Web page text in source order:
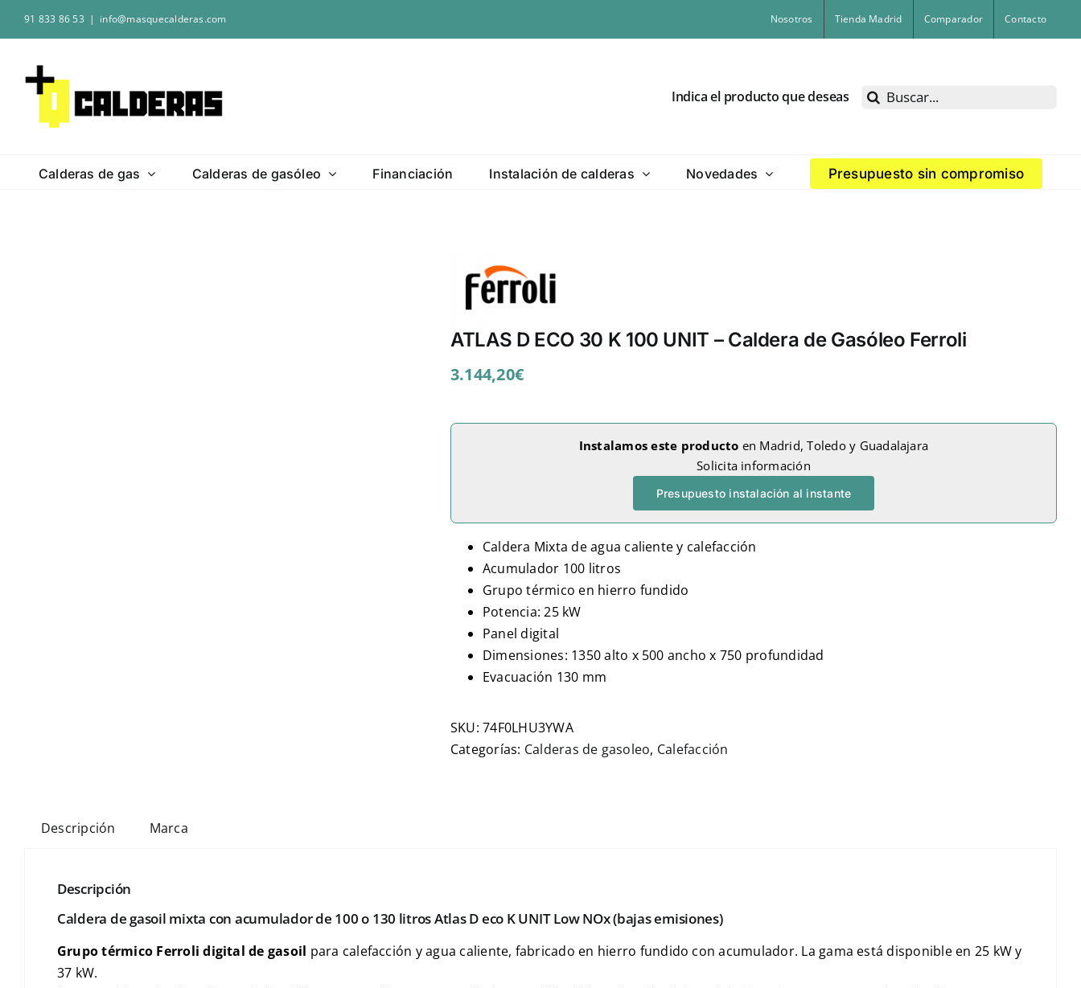
91 833 86 53 | info@masquecalderas.com Nosotros Tienda Madrid Comparador Contacto
Indica el producto que deseas Buscar:
Calderas de gas Calderas de gasóleo Financiación Instalación de calderas Novedades Presupuesto sin compromiso
ATLAS D ECO 30 K 100 UNIT – Caldera de Gasóleo Ferroli
3.144,20€
Instalamos este producto en Madrid, Toledo y Guadalajara
Solicita información
Presupuesto instalación al instante
Caldera Mixta de agua caliente y calefacción
Acumulador 100 litros
Grupo térmico en hierro fundido
Potencia: 25 kW
Panel digital
Dimensiones: 1350 alto x 500 ancho x 750 profundidad
Evacuación 130 mm
SKU:74F0LHU3YWA
Categorías: Calderas de gasoleo, Calefacción
Descripción Marca
Descripción
Caldera de gasoil mixta con acumulador de 100 o 130 litros Atlas D eco K UNIT Low NOx (bajas emisiones)
Grupo térmico Ferroli digital de gasoil para calefacción y agua caliente, fabricado en hierro fundido con acumulador. La gama está disponible en 25 kW y
37 kW.